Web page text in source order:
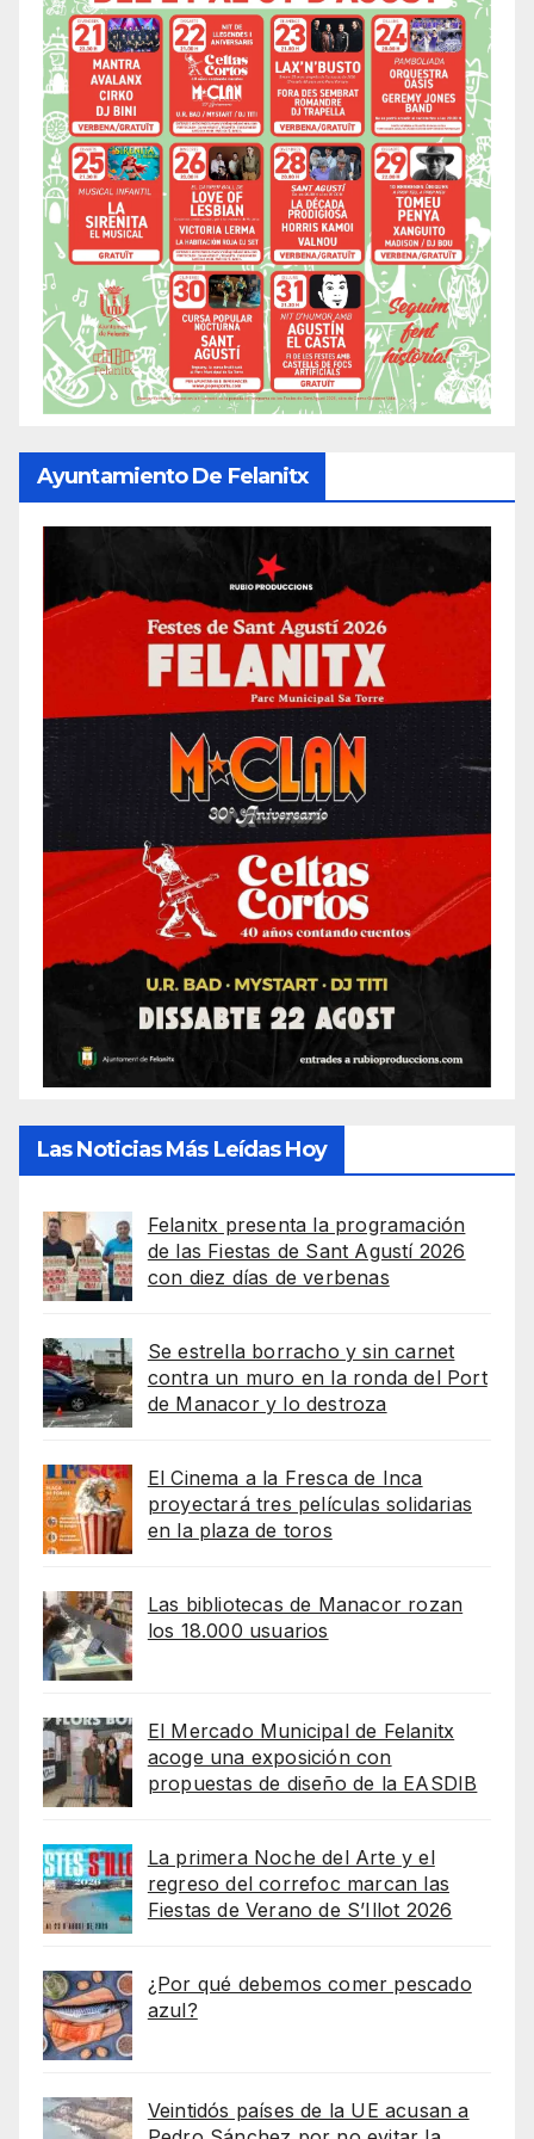
Ayuntamiento De Felanitx
Las Noticias Más Leídas Hoy
Felanitx presenta la programación
de las Fiestas de Sant Agustí 2026
con diez días de verbenas
Se estrella borracho y sin carnet
contra un muro en la ronda del Port
de Manacor y lo destroza
El Cinema a la Fresca de Inca
proyectará tres películas solidarias
en la plaza de toros
Las bibliotecas de Manacor rozan
los 18.000 usuarios
El Mercado Municipal de Felanitx
acoge una exposición con
propuestas de diseño de la EASDIB
La primera Noche del Arte y el
regreso del correfoc marcan las
Fiestas de Verano de S’Illot 2026
¿Por qué debemos comer pescado
azul?
Veintidós países de la UE acusan a